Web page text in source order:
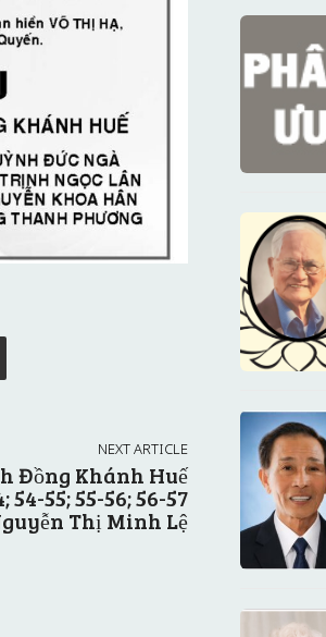
NEXT ARTICLE
Đồng Khánh Huế
54-55; 55-56; 56-57
Thị Minh Lệ